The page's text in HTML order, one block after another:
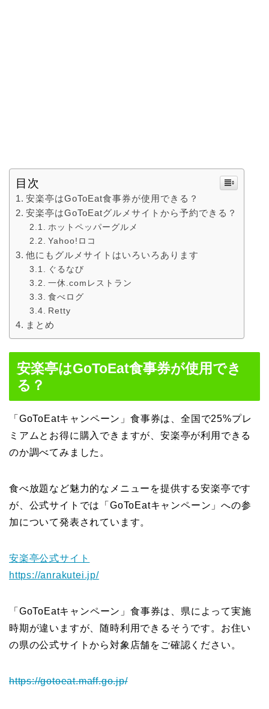
目次
安楽亭はGoToEat食事券が使用できる？
安楽亭はGoToEatグルメサイトから予約できる？
ホットペッパーグルメ
Yahoo!ロコ
他にもグルメサイトはいろいろあります
ぐるなび
一休.comレストラン
食べログ
Retty
まとめ
安楽亭はGoToEat食事券が使用でき
る？
「GoToEatキャンペーン」食事券は、全国で25%プレ
ミアムとお得に購入できますが、安楽亭が利用できる
のか調べてみました。
食べ放題など魅力的なメニューを提供する安楽亭です
が、公式サイトでは「GoToEatキャンペーン」への参
加について発表されています。
安楽亭公式サイト
https://anrakutei.jp/
「GoToEatキャンペーン」食事券は、県によって実施
時期が違いますが、随時利用できるそうです。お住い
の県の公式サイトから対象店舗をご確認ください。
https://gotoeat.maff.go.jp/